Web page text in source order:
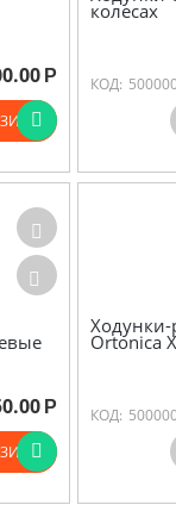
Р
колесах
КОД:
Р
Ortonica
КОД: